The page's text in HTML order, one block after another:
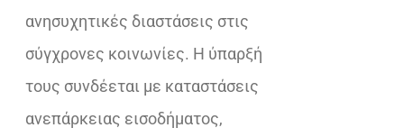
ανησυχητικές διαστάσεις στις
σύγχρονες κοινωνίες. Η ύπαρξή
τους συνδέεται με καταστάσεις
ανεπάρκειας εισοδήματος,